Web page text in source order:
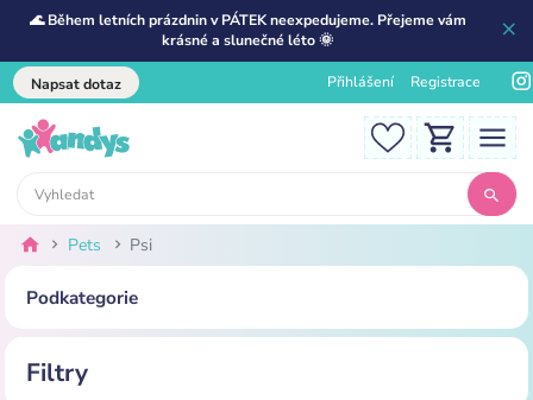
🌊 Během letních prázdnin v PÁTEK neexpedujeme. Přejeme vám
krásné a slunečné léto 🌞
Napsat dotaz Přihlášení Registrace
Pets Psi
Podkategorie
Filtry